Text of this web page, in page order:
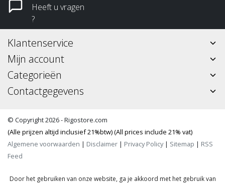
Heeft u vragen
?
Klantenservice
Mijn account
Categorieën
Contactgegevens
© Copyright 2026 - Rigostore.com
(Alle prijzen altijd inclusief 21%btw) (All prices include 21% vat)
Algemene voorwaarden | Disclaimer | Privacy Policy| Sitemap | RSS
Feed
Door het gebruiken van onze website, ga je akkoord met het gebruik van